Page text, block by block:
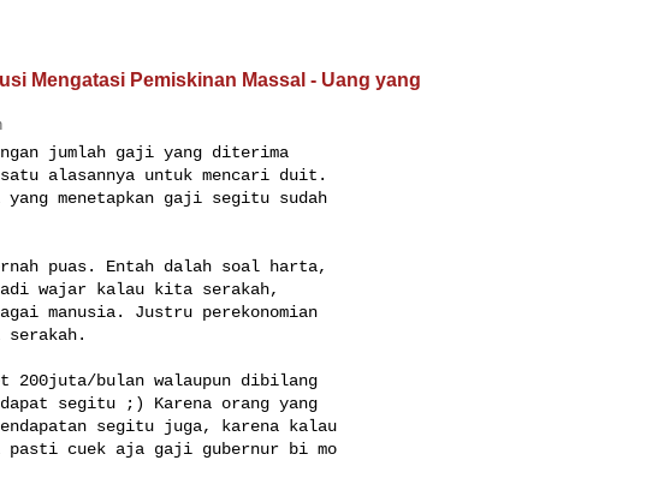
Mengatasi Pemiskinan Massal - Uang yang
jumlah gaji yang diterima
alasannya untuk mencari duit.
menetapkan gaji segitu sudah
puas. Entah dalah soal harta,
wajar kalau kita serakah,
manusia. Justru perekonomian
bulan walaupun dibilang
segitu ;) Karena orang yang
segitu juga, karena kalau
cuek aja gaji gubernur bi mo